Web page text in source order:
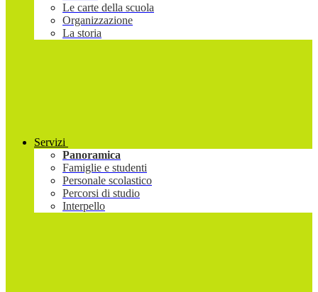
Le carte della scuola
Organizzazione
La storia
Servizi
Panoramica
Famiglie e studenti
Personale scolastico
Percorsi di studio
Interpello